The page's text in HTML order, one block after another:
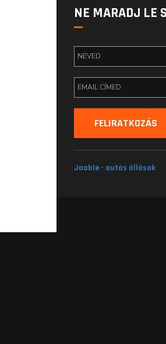
NE MARADJ LE
Jooble - autós állások